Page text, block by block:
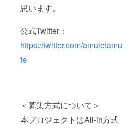
思います。
公式Twitter：
https://twitter.com/amuletamu
te
＜募集方式について＞
本プロジェクトはAll-in方式